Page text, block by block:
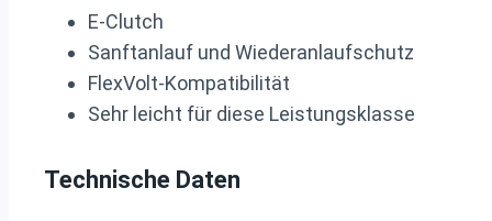
E-Clutch
Sanftanlauf und Wiederanlaufschutz
FlexVolt-Kompatibilität
Sehr leicht für diese Leistungsklasse
Technische Daten